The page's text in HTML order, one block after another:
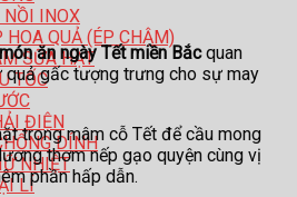
NỒI INOX
HOA QUẢ (ÉP CHẬM)
SỮA HẠT
TỐC
ĐIỆN
DÍNH
NHIỆT
LÍ
ăn ngày Tết miền Bắcquan
gấc tượng trưng cho sự may
trong mâm cỗ Tết để cầu mong
thơm nếp gạo quyện cùng vị
phần hấp dẫn.